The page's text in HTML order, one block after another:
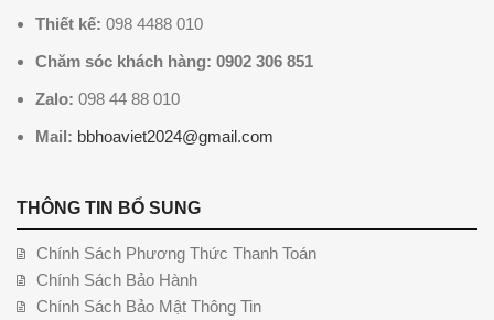
Thiết kế: 098 4488 010
Chăm sóc khách hàng: 0902 306 851
Zalo: 098 44 88 010
Mail: bbhoaviet2024@gmail.com
THÔNG TIN BỔ SUNG
Chính Sách Phương Thức Thanh Toán
Chính Sách Bảo Hành
Chính Sách Bảo Mật Thông Tin